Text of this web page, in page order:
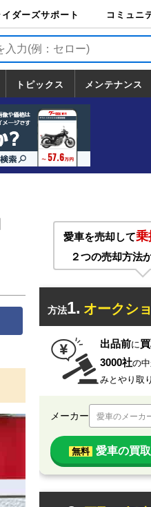
イダーズサポート
ダーズサポート
ク輸送
クガレージライ
ク車両保険
ドサービス
ク試乗
コミュニ
トピックス
トピックス
一覧
ホンダ
ヤマハ
スズキ
カワサキ
ハーレーダ
ビッドソン
BMW
ドゥカティ
トライアン
フ
メンテナンス
愛車を売却して乗
２つの売却方法
方法1. オークシ
出品前に
3000社の
みとやり取
メーカー 愛車のメーカ
無料 愛車の買